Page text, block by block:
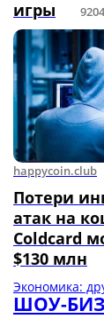
игры
9204
happycoin.club
Потери
атак на
Coldcard
$130 млн
Экономика:
ШОУ-